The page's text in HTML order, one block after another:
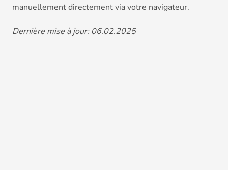
manuellement directement via votre navigateur.
Dernière mise à jour: 06.02.2025